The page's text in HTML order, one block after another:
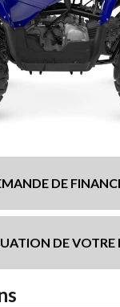
DE
DE VOTRE